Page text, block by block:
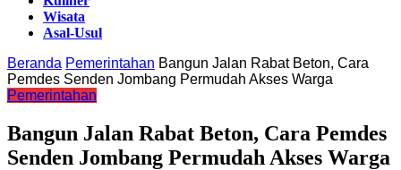
Wisata
Asal-Usul
Beranda Pemerintahan Bangun Jalan Rabat Beton, Cara
Pemdes Senden Jombang Permudah Akses Warga
Pemerintahan
Bangun Jalan Rabat Beton, Cara Pemdes
Senden Jombang Permudah Akses Warga